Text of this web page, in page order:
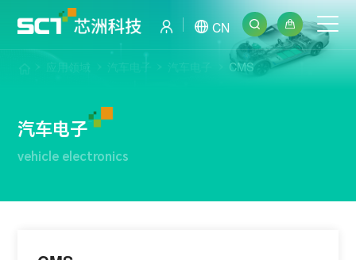
CN
应用领域 汽车电子 汽车电子 CMS
汽车电子
vehicle electronics